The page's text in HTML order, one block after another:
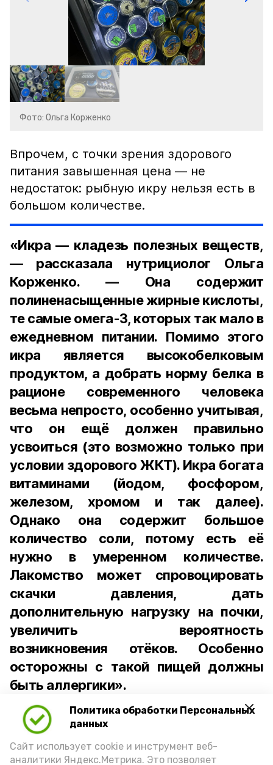
Политика обработки Персональных
данных
Сайт использует cookie и инструмент веб-
аналитики Яндекс.Метрика. Это позволяет
Фото: Ольга Корженко
Впрочем, с точки зрения здорового
питания завышенная цена — не
недостаток: рыбную икру нельзя есть в
большом количестве.
«Икра — кладезь полезных веществ,
— рассказала нутрициолог Ольга
Корженко. — Она содержит
полиненасыщенные жирные кислоты,
те самые омега-3, которых так мало в
ежедневном питании. Помимо этого
икра является высокобелковым
продуктом, а добрать норму белка в
рационе современного человека
весьма непросто, особенно учитывая,
что он ещё должен правильно
усвоиться (это возможно только при
условии здорового ЖКТ). Икра богата
витаминами (йодом, фосфором,
железом, хромом и так далее).
Однако она содержит большое
количество соли, потому есть её
нужно в умеренном количестве.
Лакомство может спровоцировать
скачки давления, дать
дополнительную нагрузку на почки,
увеличить вероятность
возникновения отёков. Особенно
осторожны с такой пищей должны
быть аллергики».
Для взрослого человека безопасной
порцией икры считается 30-50 граммов
(2-3 ложки). При этом следует обратить